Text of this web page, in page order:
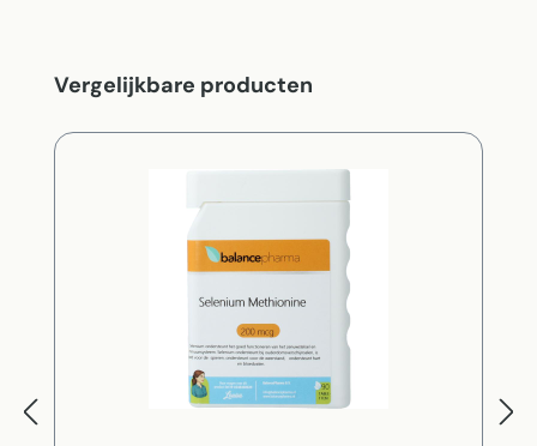
Productgalerij overslaan
Vergelijkbare producten